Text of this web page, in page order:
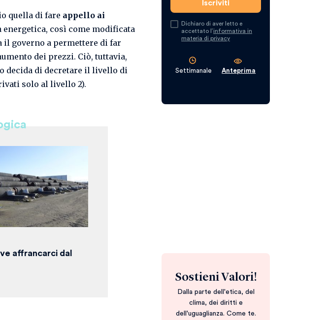
Dichiaro di aver letto e
accettato l’informativa in
materia di privacy
Settimanale Anteprima
quella di fare appello ai
energetica, così come modificata
il governo a permettere di far
dei prezzi. Ciò, tuttavia,
decida di decretare il livello di
solo al livello 2).
affrancarci dal
Sostieni Valori!
Dalla parte dell'etica, del
clima, dei diritti e
dell'uguaglianza. Come te.